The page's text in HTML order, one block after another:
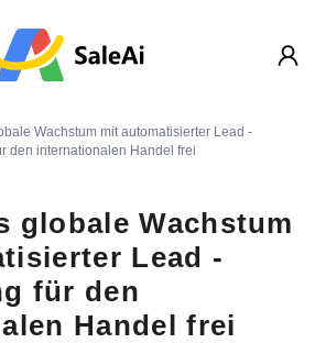
Wachstum mit automatisierter Lead -
den internationalen Handel frei
globale Wachstum
Lead -
für den
Handel frei